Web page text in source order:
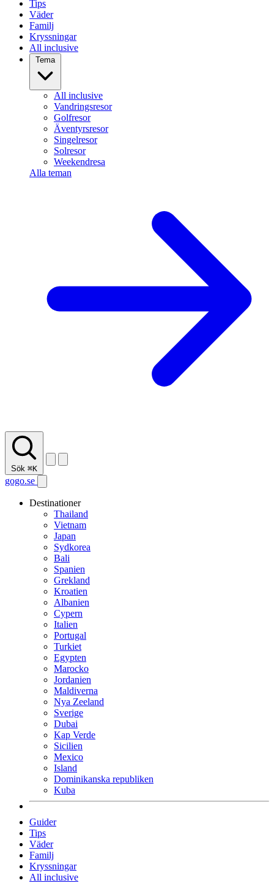
Tips
Väder
Familj
Kryssningar
All inclusive
Tema
All inclusive
Vandringsresor
Golfresor
Äventyrsresor
Singelresor
Solresor
Weekendresa
Alla teman
Sök ⌘K
gogo.se
Destinationer
Thailand
Vietnam
Japan
Sydkorea
Bali
Spanien
Grekland
Kroatien
Albanien
Cypern
Italien
Portugal
Turkiet
Egypten
Marocko
Jordanien
Maldiverna
Nya Zeeland
Sverige
Dubai
Kap Verde
Sicilien
Mexico
Island
Dominikanska republiken
Kuba
Guider
Tips
Väder
Familj
Kryssningar
All inclusive